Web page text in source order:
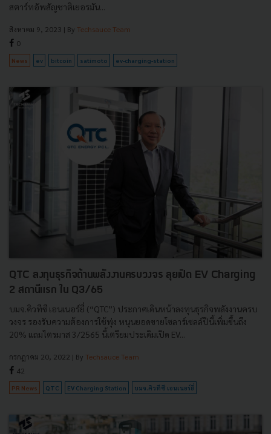
สตาร์ทอัพสัญชาติเยอรมัน...
สิงหาคม 9, 2023 | By Techsauce Team
0
News ev bitcoin satimoto ev-charging-station
QTC ลงทุนธุรกิจด้านพลังงานครบวงจร ลุยเปิด EV Charging
2 สถานีแรก ใน Q3/65
บมจ.คิวทีซี เอนเนอร์ยี่ (“QTC”) ประกาศเดินหน้าลงทุนธุรกิจพลังงานครบ
วงจร รองรับความต้องการใช้พุ่ง หนุนยอดขายโซลาร์เซลล์ปีนี้เพิ่มขึ้นถึง
20% แถมไตรมาส 3/2565 นี้เตรียมประเดิมเปิด EV...
กรกฎาคม 20, 2022 | By Techsauce Team
42
PR News QTC EV Charging Station บมจ.คิวทีซี เอนเนอร์ยี่